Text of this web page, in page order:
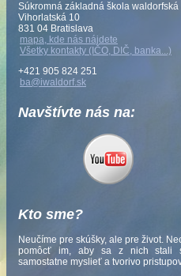
Súkromná základná škola waldorfská
Vihorlatská 10
831 04 Bratislava
mapa, kde nás nájdete
Všetky kontakty (IČO, DIČ, banka...)
+421 905 824 251
ba@iwaldorf.sk
Navštívte nás na:
Kto sme?
Neučíme pre skúšky, ale pre život.
pomôcť im, aby sa z nich stali
samostatne myslieť a tvorivo